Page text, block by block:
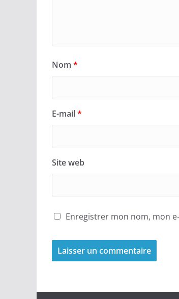
Nom *
E-mail*
Site web
Enregistrer mon nom, mon